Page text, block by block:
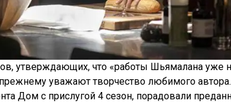
утверждающих, что «работы Шьямалана уже
уважают творчество любимого
Дом с прислугой 4 сезон, порадовали